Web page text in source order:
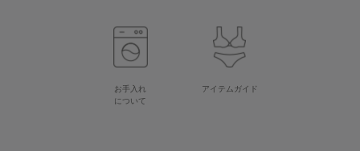
お手入れ
について
アイテムガイド